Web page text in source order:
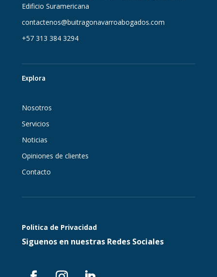
Edificio Suramericana
contactenos@buitragonavarroabogados.com
+57 313 384 3294
Explora
Nosotros
Servicios
Noticias
Opiniones de clientes
Contacto
Politica de Privacidad
Siguenos en nuestras Redes Sociales